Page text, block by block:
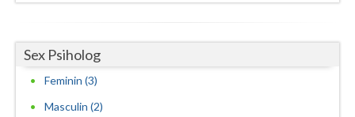
Sex Psiholog
Feminin (3)
Masculin (2)